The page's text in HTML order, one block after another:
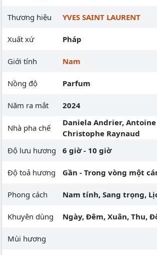
Thương hiệu YVES SAINT LAURENT
Xuất xứ Pháp
Giới tính Nam
Nồng độ Parfum
Năm ra mắt 2024
Nhà pha chế
Daniela Andrier,
Christophe Raynaud
Độ lưu hương
6 giờ - 10 giờ
Độ toả hương Gần - Trong vòng một
Phong cách Nam tính, Sang trọng,
Khuyên dùng Ngày, Đêm, Xuân, Thu,
Mùi hương